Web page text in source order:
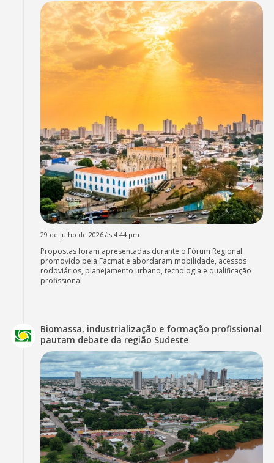
29 de julho de 2026 às 4:44 pm
Propostas foram apresentadas durante o Fórum Regional
promovido pela Facmat e abordaram mobilidade, acessos
rodoviários, planejamento urbano, tecnologia e qualificação
profissional
Biomassa, industrialização e formação profissional
pautam debate da região Sudeste